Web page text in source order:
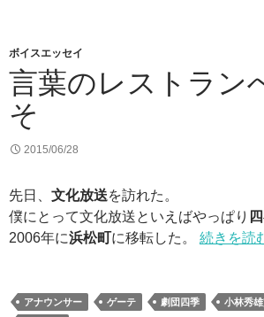
ボイスエッセイ
言葉のレストラン
そ
2015/06/28
先日、 文化放送を訪れた。
僕にとって文化放送といえばやっぱり
2006年に浜松町に移転した。 続きを読
アナウンサー ゲーテ 劇団四季 小林秀